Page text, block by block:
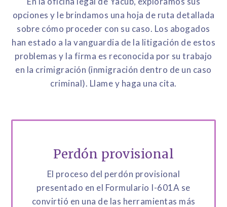
opciones y le brindamos una hoja de ruta detallada
sobre cómo proceder con su caso. Los abogados
han estado a la vanguardia de la litigación de estos
problemas y la firma es reconocida por su trabajo
en la crimigración (inmigración dentro de un caso
criminal). Llame y haga una cita.
Perdón provisional
El proceso del perdón provisional
presentado en el Formulario I-601A se
convirtió en una de las herramientas más